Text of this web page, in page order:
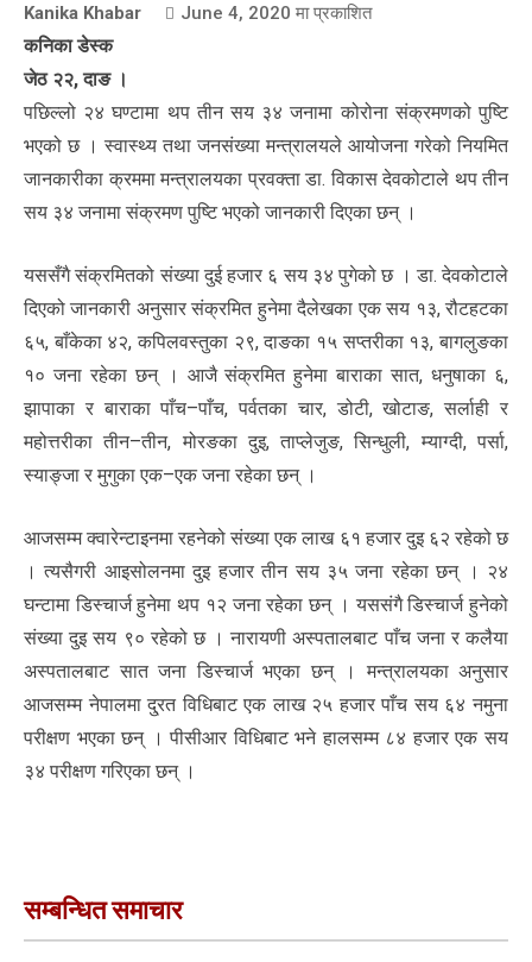
Kanika Khabar June 4, 2020 मा प्रकाशित
कनिका डेस्क
जेठ २२, दाङ ।
पछिल्लो २४ घण्टामा थप तीन सय ३४ जनामा कोरोना संक्रमणको पुष्टि
भएको छ । स्वास्थ्य तथा जनसंख्या मन्त्रालयले आयोजना गरेको नियमित
जानकारीका क्रममा मन्त्रालयका प्रवक्ता डा. विकास देवकोटाले थप तीन
सय ३४ जनामा संक्रमण पुष्टि भएको जानकारी दिएका छन् ।
यससँगै संक्रमितको संख्या दुई हजार ६ सय ३४ पुगेको छ । डा. देवकोटाले
दिएको जानकारी अनुसार संक्रमित हुनेमा दैलेखका एक सय १३, रौटहटका
६५, बाँकेका ४२, कपिलवस्तुका २९, दाङका १५ सप्तरीका १३, बागलुङका
१० जना रहेका छन् । आजै संक्रमित हुनेमा बाराका सात, धनुषाका ६,
झापाका र बाराका पाँच–पाँच, पर्वतका चार, डोटी, खोटाङ, सर्लाही र
महोत्तरीका तीन–तीन, मोरङका दुइ, ताप्लेजुङ, सिन्धुली, म्याग्दी, पर्सा,
स्याङ्जा र मुगुका एक–एक जना रहेका छन् ।
आजसम्म क्वारेन्टाइनमा रहनेको संख्या एक लाख ६१ हजार दुइ ६२ रहेको छ
। त्यसैगरी आइसोलनमा दुइ हजार तीन सय ३५ जना रहेका छन् । २४
घन्टामा डिस्चार्ज हुनेमा थप १२ जना रहेका छन् । यससंगै डिस्चार्ज हुनेको
संख्या दुइ सय ९० रहेको छ । नारायणी अस्पतालबाट पाँच जना र कलैया
अस्पतालबाट सात जना डिस्चार्ज भएका छन् । मन्त्रालयका अनुसार
आजसम्म नेपालमा दु्रत विधिबाट एक लाख २५ हजार पाँच सय ६४ नमुना
परीक्षण भएका छन् । पीसीआर विधिबाट भने हालसम्म ८४ हजार एक सय
३४ परीक्षण गरिएका छन् ।
सम्बन्धित समाचार